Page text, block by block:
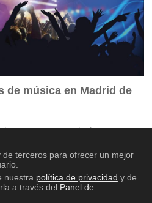
de música en Madrid de
eventos musicales que
2018
de terceros para ofrecer un mejor
nuestra política de privacidad y de
a través del Panel de